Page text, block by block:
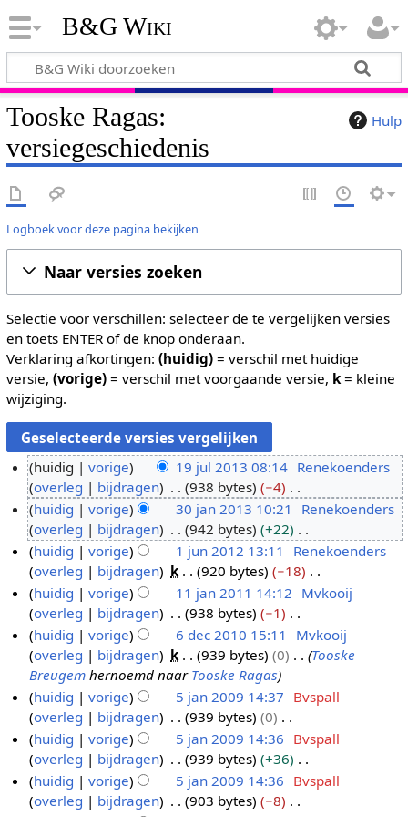
B&G Wiki
Hulp
Tooske Ragas:
versiegeschiedenis
Logboek voor deze pagina bekijken
Naar versies zoeken
Selectie voor verschillen: selecteer de te vergelijken versies
en toets ENTER of de knop onderaan.
Verklaring afkortingen: (huidig)= verschil met huidige
versie, (vorige)= verschil met voorgaande versie, k= kleine
wijziging.
9
u
2
1
huidig vorige 19 jul 2013 08:14 Renekoenders
overleg
bijdragen 938 bytes
−4
G
e
e
n
b
e
w
e
r
i
n
g
s
s
a
0
a
2
3
huidig vorige 30 jan 2013 10:21
Renekoenders
overleg
bijdragen 942 bytes
+22
G
e
e
n
b
e
w
e
r
k
i
n
g
s
n
1
huidig vorige 1 jun 2012 13:11
Renekoenders
overleg
bijdragen k 920 bytes
−18
G
e
e
n
b
e
w
e
r
k
i
n
1
n
0
1
huidig vorige 11 jan 2011 14:12 Mvkooij
overleg
bijdragen 938 bytes
−1
G
e
e
n
b
e
w
e
r
k
e
2
1
huidig vorige 6 dec 2010 15:11
Mvkooij
overleg
bijdragen k 939 bytes 0
Tooske
Breugem hernoemd naar Tooske Ragas
n
huidig vorige 5 jan 2009 14:37 Bvspall
overleg
bijdragen 939 bytes
0
G
e
e
n
huidig vorige 5 jan 2009 14:36 Bvspall
overleg
bijdragen 939 bytes
+36
G
e
huidig vorige 5 jan 2009 14:36 Bvspall
overleg
bijdragen 903 bytes
−8